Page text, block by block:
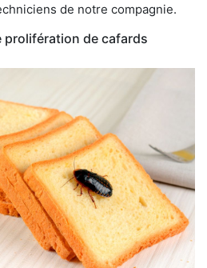
de notre compagnie.
prolifération de cafards